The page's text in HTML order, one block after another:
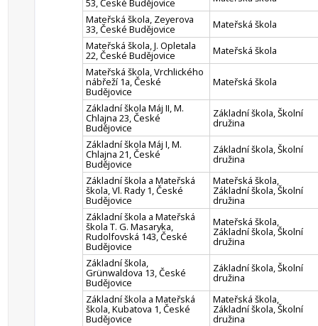
53, České Budějovice
Mateřská škola, Zeyerova
33, České Budějovice
Mateřská škola
Mateřská škola, J. Opletala
22, České Budějovice
Mateřská škola
Mateřská škola, Vrchlického
nábřeží 1a, České
Budějovice
Mateřská škola
Základní škola Máj II, M.
Chlajna 23, České
Budějovice
Základní škola, Školní
družina
Základní škola Máj I, M.
Chlajna 21, České
Budějovice
Základní škola, Školní
družina
Základní škola a Mateřská
škola, Vl. Rady 1, České
Budějovice
Mateřská škola,
Základní škola, Školní
družina
Základní škola a Mateřská
škola T. G. Masaryka,
Rudolfovská 143, České
Budějovice
Mateřská škola,
Základní škola, Školní
družina
Základní škola,
Grünwaldova 13, České
Budějovice
Základní škola, Školní
družina
Základní škola a Mateřská
škola, Kubatova 1, České
Budějovice
Mateřská škola,
Základní škola, Školní
družina